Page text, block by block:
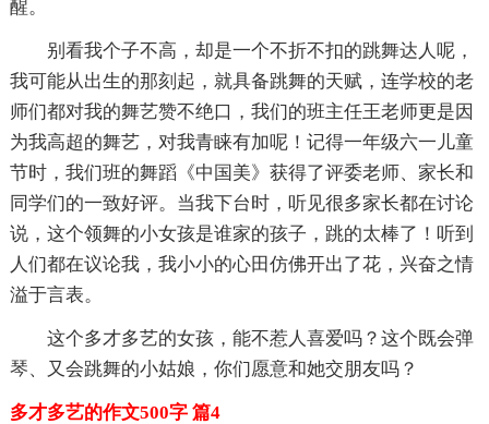
醒。
别看我个子不高，却是一个不折不扣的跳舞达人呢，
我可能从出生的那刻起，就具备跳舞的天赋，连学校的老
师们都对我的舞艺赞不绝口，我们的班主任王老师更是因
为我高超的舞艺，对我青睐有加呢！记得一年级六一儿童
节时，我们班的舞蹈《中国美》获得了评委老师、家长和
同学们的一致好评。当我下台时，听见很多家长都在讨论
说，这个领舞的小女孩是谁家的孩子，跳的太棒了！听到
人们都在议论我，我小小的心田仿佛开出了花，兴奋之情
溢于言表。
这个多才多艺的女孩，能不惹人喜爱吗？这个既会弹
琴、又会跳舞的小姑娘，你们愿意和她交朋友吗？
多才多艺的作文500字 篇4